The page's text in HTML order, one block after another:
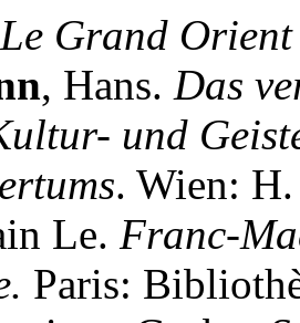
Le Grand
, Hans. Das
und
. Wien:
Le. Franc-
Paris: